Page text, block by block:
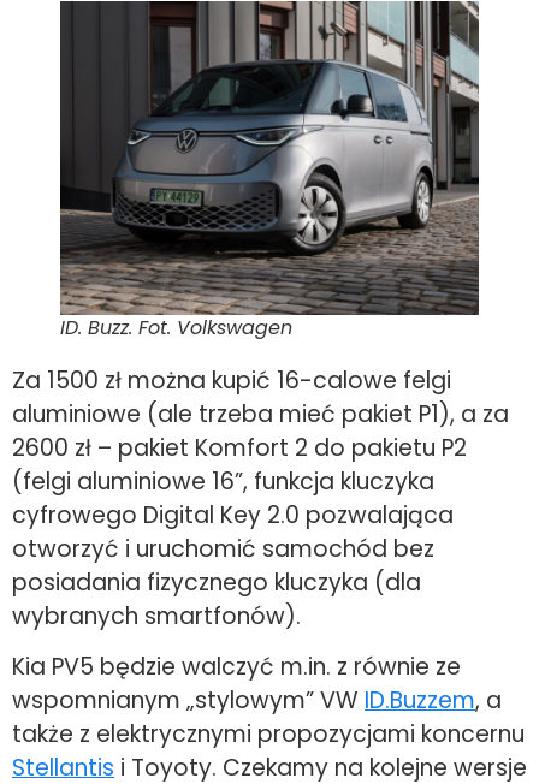
ID. Buzz. Fot. Volkswagen
Za 1500 zł można kupić 16-calowe felgi
aluminiowe (ale trzeba mieć pakiet P1), a za
2600 zł – pakiet Komfort 2 do pakietu P2
(felgi aluminiowe 16”, funkcja kluczyka
cyfrowego Digital Key 2.0 pozwalająca
otworzyć i uruchomić samochód bez
posiadania fizycznego kluczyka (dla
wybranych smartfonów).
Kia PV5 będzie walczyć m.in. z równie ze
wspomnianym „stylowym” VW ID.Buzzem, a
także z elektrycznymi propozycjami koncernu
Stellantis i Toyoty. Czekamy na kolejne wersje